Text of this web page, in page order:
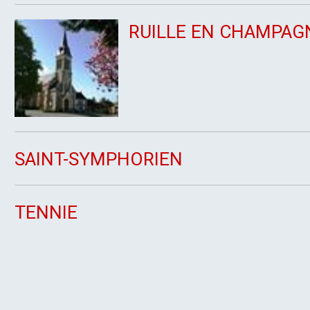
RUILLE EN
SAINT-SYMPHORIEN
TENNIE